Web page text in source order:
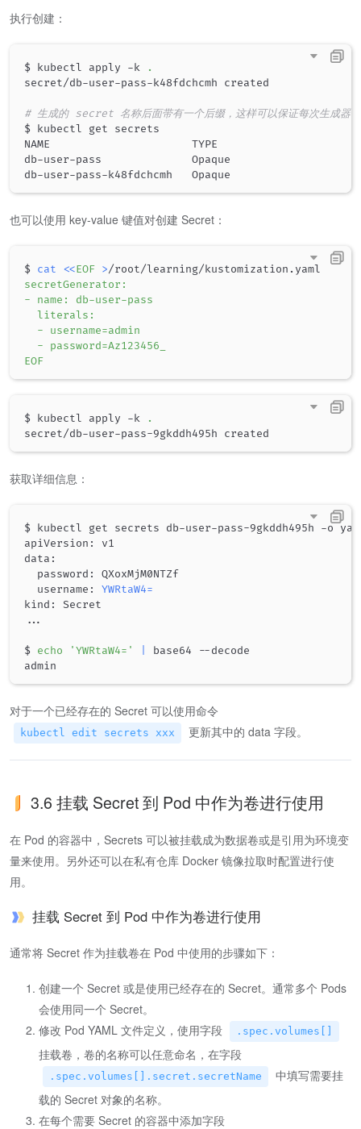
执行创建：
$ kubectl apply -k
.
secret/db-user-pass-k48fdchcmh created
# 生成的 secret 名称后面带有一个后缀，这样可以保证每次生成器
$ kubectl get secrets
NAME                      TYPE
db-user-pass
db-user-pass-k48fdchcmh
也可以使用 key-value 键值对创建 Secret：
$ cat <<EOF >/root/learning/kustomization.yaml
secretGenerator:
- name: db-user-pass
  literals:
  - username=admin
  - password=Az123456_
EOF
$ kubectl apply -k
.
获取详细信息：
$ kubectl get secrets db-user-pass-9gkddh495h -o
apiVersion: v1
data:
  password: QXoxMjM0NTZf
  username:
YWRtaW4=
...
$ echo 'YWRtaW4='
base64 --decode
对于一个已经存在的 Secret 可以使用命令
kubectl edit secrets xxx 更新其中的 data 字段。
3.6 挂载 Secret 到 Pod 中作为卷进行使用
在 Pod 的容器中，Secrets 可以被挂载成为数据卷或是引用为环境变
量来使用。另外还可以在私有仓库 Docker 镜像拉取时配置进行使
用。
挂载 Secret 到 Pod 中作为卷进行使用
通常将 Secret 作为挂载卷在 Pod 中使用的步骤如下：
创建一个 Secret 或是使用已经存在的 Secret。通常多个 Pods
会使用同一个 Secret。
修改 Pod YAML 文件定义，使用字段
.spec.volumes[]
挂载卷，卷的名称可以任意命名，在字段
.spec.volumes[].secret.secretName
中填写需要挂
载的 Secret 对象的名称。
在每个需要 Secret 的容器中添加字段